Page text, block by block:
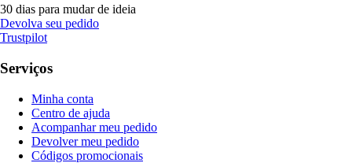
30 dias para mudar de ideia
Devolva seu pedido
Trustpilot
Serviços
Minha conta
Centro de ajuda
Acompanhar meu pedido
Devolver meu pedido
Códigos promocionais